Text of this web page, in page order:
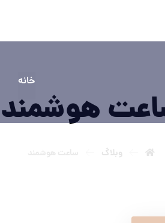
خانه
هوشمند
وبلاگ